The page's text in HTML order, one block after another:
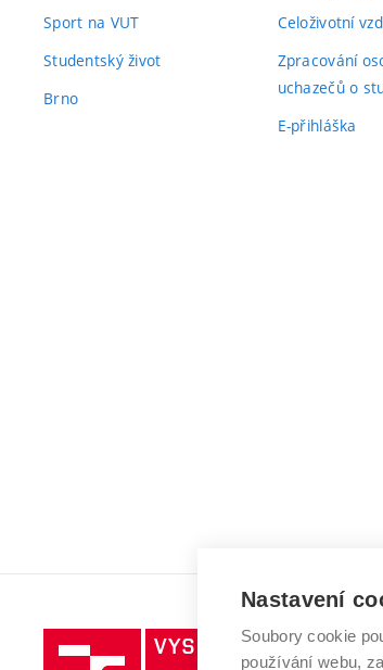
Sport na VUT
Studentský život
Brno
Celoživotní
Zpracování
uchazečů o
E-přihláška
Vysoké
Nastavení
Soubory cookie
používání webu,